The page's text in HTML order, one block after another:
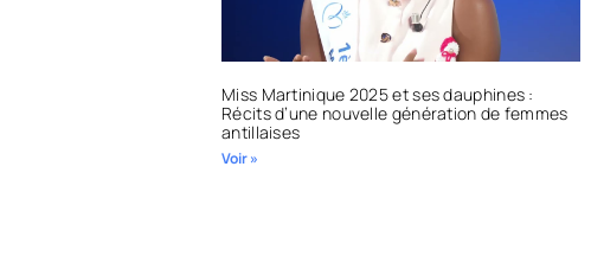
Miss Martinique 2025 et ses dauphines :
Récits d’une nouvelle génération de femmes
antillaises
Voir »